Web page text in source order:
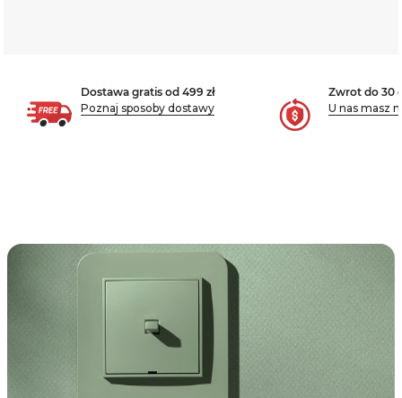
Dostawa gratis od 499 zł
Poznaj sposoby dostawy
Zwrot do 30
U nas masz